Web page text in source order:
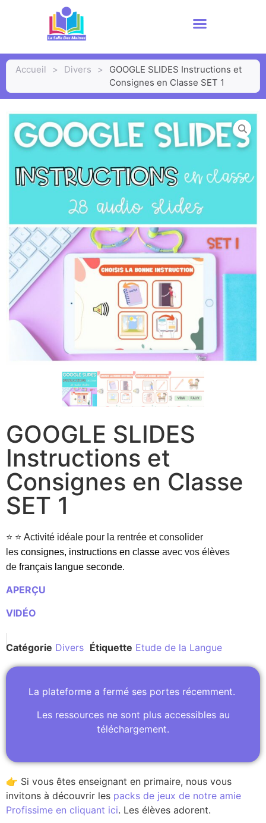
Accueil > Divers >
GOOGLE SLIDES Instructions et
Consignes en Classe SET 1
GOOGLE SLIDES
Instructions et
Consignes en Classe
SET 1
⭐ ⭐ Activité idéale pour la rentrée et consolider
les consignes, instructions en classe avec vos élèves
de français langue seconde.
APERÇU
VIDÉO
Catégorie Divers Étiquette Etude de la Langue
La plateforme a fermé ses portes récemment.
Les ressources ne sont plus accessibles au
téléchargement.
👉 Si vous êtes enseignant en primaire, nous vous
invitons à découvrir les packs de jeux de notre amie
Profissime en cliquant ici. Les élèves adorent.